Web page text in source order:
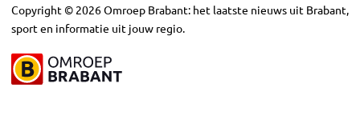
Copyright © 2026Omroep Brabant: het laatste nieuws uit Brabant,
sport en informatie uit jouw regio.